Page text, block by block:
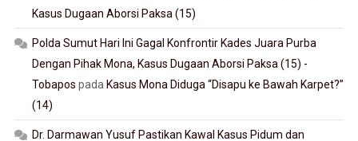
Kasus Dugaan Aborsi Paksa (15)
Polda Sumut Hari Ini Gagal Konfrontir Kades Juara Purba
Dengan Pihak Mona, Kasus Dugaan Aborsi Paksa (15) -
Tobapos pada Kasus Mona Diduga “Disapu ke Bawah Karpet?”
(14)
Dr. Darmawan Yusuf Pastikan Kawal Kasus Pidum dan